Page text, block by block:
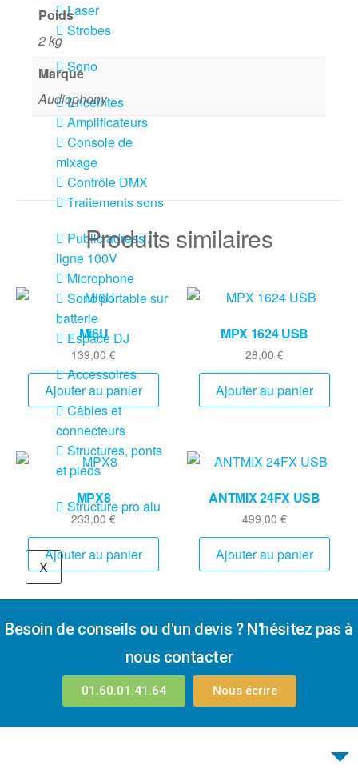
Laser
Strobes
Sono
Enceintes
Amplificateurs
Console de
mixage
Contrôle DMX
Traitements sons
Public adress /
ligne 100V
Microphone
Sono portable sur
batterie
Espace DJ
Accessoires
Câbles et
connecteurs
Structures, ponts
et pieds
Structure pro alu
X
Poids
2 kg
Marque
Audiophony
Produits similaires
Mi6U
139,00 €
Ajouter au panier
MPX 1624 USB
28,00 €
Ajouter au panier
MPX8
233,00 €
Ajouter au panier
ANTMIX 24FX USB
499,00 €
Ajouter au panier
Besoin de conseils ou d'un devis ? N'hésitez pas à
nous contacter
01.60.01.41.64 Nous écrire